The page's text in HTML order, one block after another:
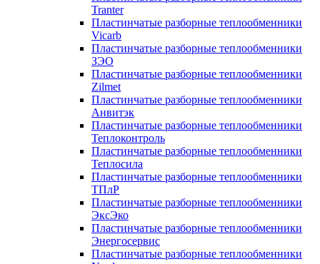
Tranter
Пластинчатые разборные теплообменники
Vicarb
Пластинчатые разборные теплообменники
ЗЭО
Пластинчатые разборные теплообменники
Zilmet
Пластинчатые разборные теплообменники
Анвитэк
Пластинчатые разборные теплообменники
Теплоконтроль
Пластинчатые разборные теплообменники
Теплосила
Пластинчатые разборные теплообменники
ТПлР
Пластинчатые разборные теплообменники
ЭксЭко
Пластинчатые разборные теплообменники
Энергосервис
Пластинчатые разборные теплообменники